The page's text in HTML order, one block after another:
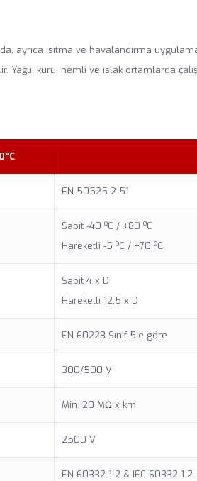
ayrıca ısıtma ve havalandırma
kuru, nemli ve ıslak ortamlarda
EN 50525-2-51
Sabit -40 ºC / +80 ºC
Hareketli -5 ºC / +70 ºC
Sabit 4 x D
Hareketli 12,5 x D
EN 60228 Sınıf 5’e göre
300/500 V
Min. 20 MΩ x km
2500 V
EN 60332-1-2 & IEC 60332-1-2